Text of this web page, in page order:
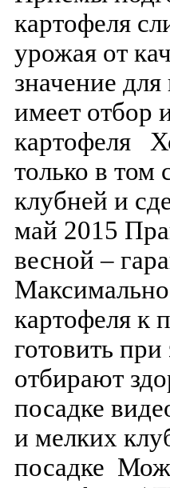
картофеля
урожая от
значение
имеет отбор
картофеля
только в том
клубней и
май 2015
весной –
картофеля к
готовить
отбирают
посадке
и мелких
посадке